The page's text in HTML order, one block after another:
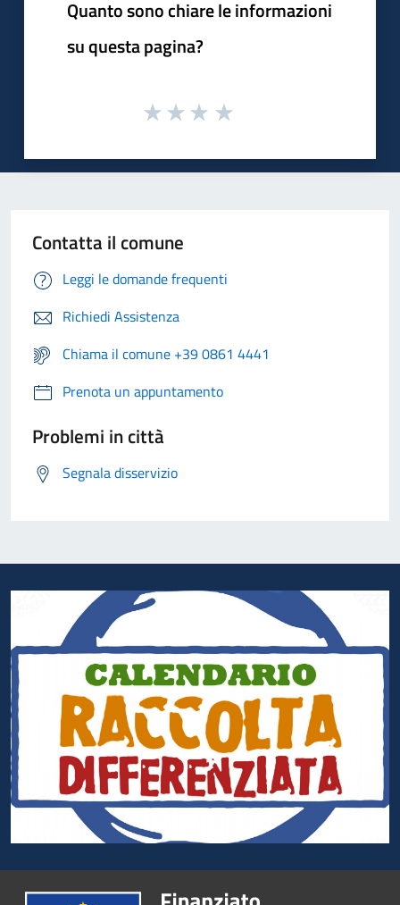
Quanto sono chiare le informazioni
su questa pagina?
Contatta il comune
Leggi le domande frequenti
Richiedi Assistenza
Chiama il comune +39 0861 4441
Prenota un appuntamento
Problemi in città
Segnala disservizio